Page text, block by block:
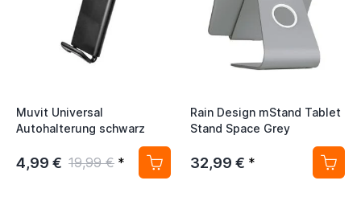
Muvit Universal
Autohalterung schwarz
4,99 € 19,99 € *
Rain Design mStand Tablet
Stand Space Grey
32,99 € *